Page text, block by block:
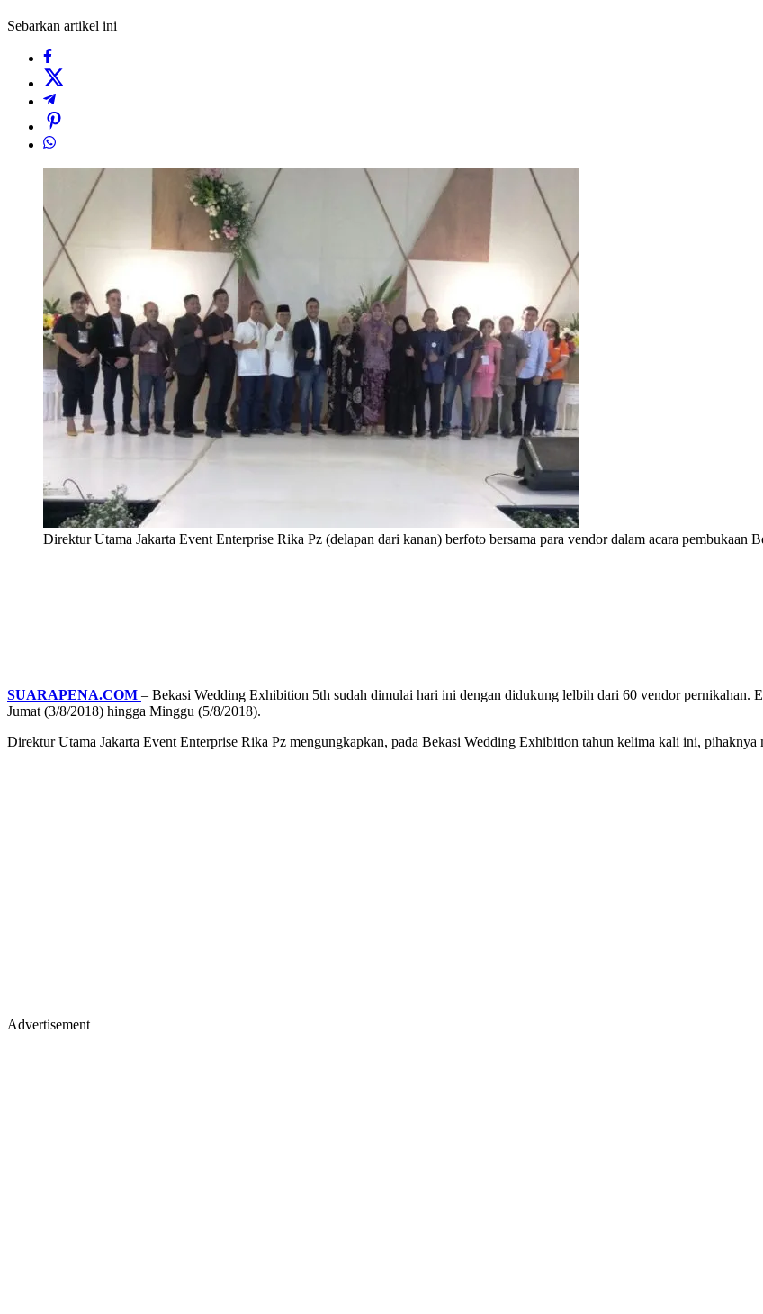
Sebarkan artikel ini
Direktur Utama Jakarta Event Enterprise Rika Pz (delapan dari kanan) berfoto bersama para vendor dalam acara pembukaan
SUARAPENA.COM – Bekasi Wedding Exhibition 5th sudah dimulai hari ini dengan didukung lelbih dari 60 vendor pernikahan.
Jumat (3/8/2018) hingga Minggu (5/8/2018).
Direktur Utama Jakarta Event Enterprise Rika Pz mengungkapkan, pada Bekasi Wedding Exhibition tahun kelima kali ini,
Advertisement